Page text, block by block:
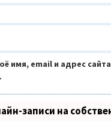
имя, email и адрес
записи на